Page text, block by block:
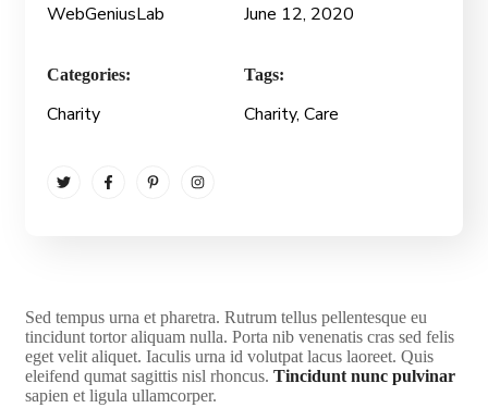
Sed tempus urna et pharetra. Rutrum tellus pellentesque eu
tincidunt tortor aliquam nulla. Porta nib venenatis cras sed felis
eget velit aliquet. Iaculis urna id volutpat lacus laoreet. Quis
eleifend qumat sagittis nisl rhoncus. Tincidunt nunc pulvinar
sapien et ligula ullamcorper.
WebGeniusLab June 12, 2020
Categories:
Charity
Tags:
Charity, Care